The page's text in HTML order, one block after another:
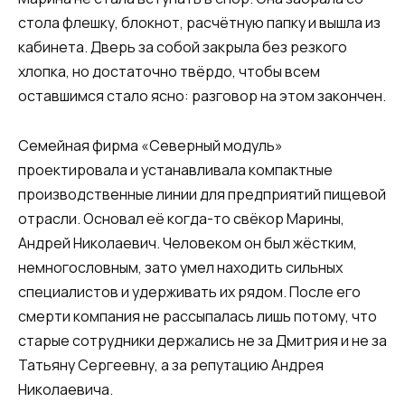
стола флешку, блокнот, расчётную папку и вышла из
кабинета. Дверь за собой закрыла без резкого
хлопка, но достаточно твёрдо, чтобы всем
оставшимся стало ясно: разговор на этом закончен.
Семейная фирма «Северный модуль»
проектировала и устанавливала компактные
производственные линии для предприятий пищевой
отрасли. Основал её когда-то свёкор Марины,
Андрей Николаевич. Человеком он был жёстким,
немногословным, зато умел находить сильных
специалистов и удерживать их рядом. После его
смерти компания не рассыпалась лишь потому, что
старые сотрудники держались не за Дмитрия и не за
Татьяну Сергеевну, а за репутацию Андрея
Николаевича.